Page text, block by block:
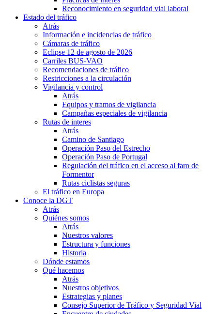
Reconocimiento en seguridad vial laboral
Estado del tráfico
Atrás
Información e incidencias de tráfico
Cámaras de tráfico
Eclipse 12 de agosto de 2026
Carriles BUS-VAO
Recomendaciones de tráfico
Restricciones a la circulación
Vigilancia y control
Atrás
Equipos y tramos de vigilancia
Campañas especiales de vigilancia
Rutas de interes
Atrás
Camino de Santiago
Operación Paso del Estrecho
Operación Paso de Portugal
Regulación del tráfico en el acceso al faro de
Formentor
Rutas ciclistas seguras
El tráfico en Europa
Conoce la DGT
Atrás
Quiénes somos
Atrás
Nuestros valores
Estructura y funciones
Historia
Dónde estamos
Qué hacemos
Atrás
Nuestros objetivos
Estrategias y planes
Consejo Superior de Tráfico y Seguridad Vial